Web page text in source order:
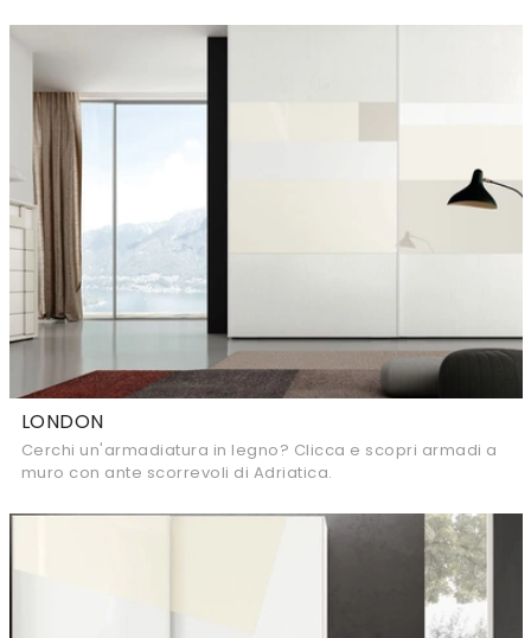
LONDON
Cerchi un'armadiatura in legno? Clicca e scopri armadi a
muro con ante scorrevoli di Adriatica.